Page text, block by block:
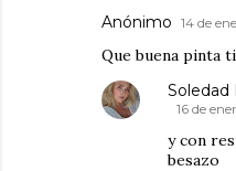
Anónimo 14 de
Que buena pinta
Soledad
16 de
y con
besazo